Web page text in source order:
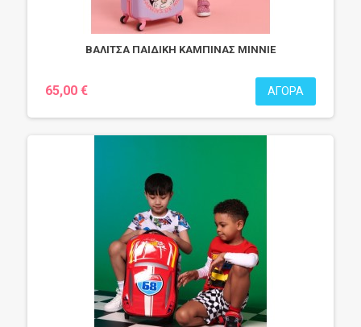
ΒΑΛΙΤΣΑ ΠΑΙΔΙΚΗ ΚΑΜΠΙΝΑΣ MINNIE
65,00 € ΑΓΟΡΆ